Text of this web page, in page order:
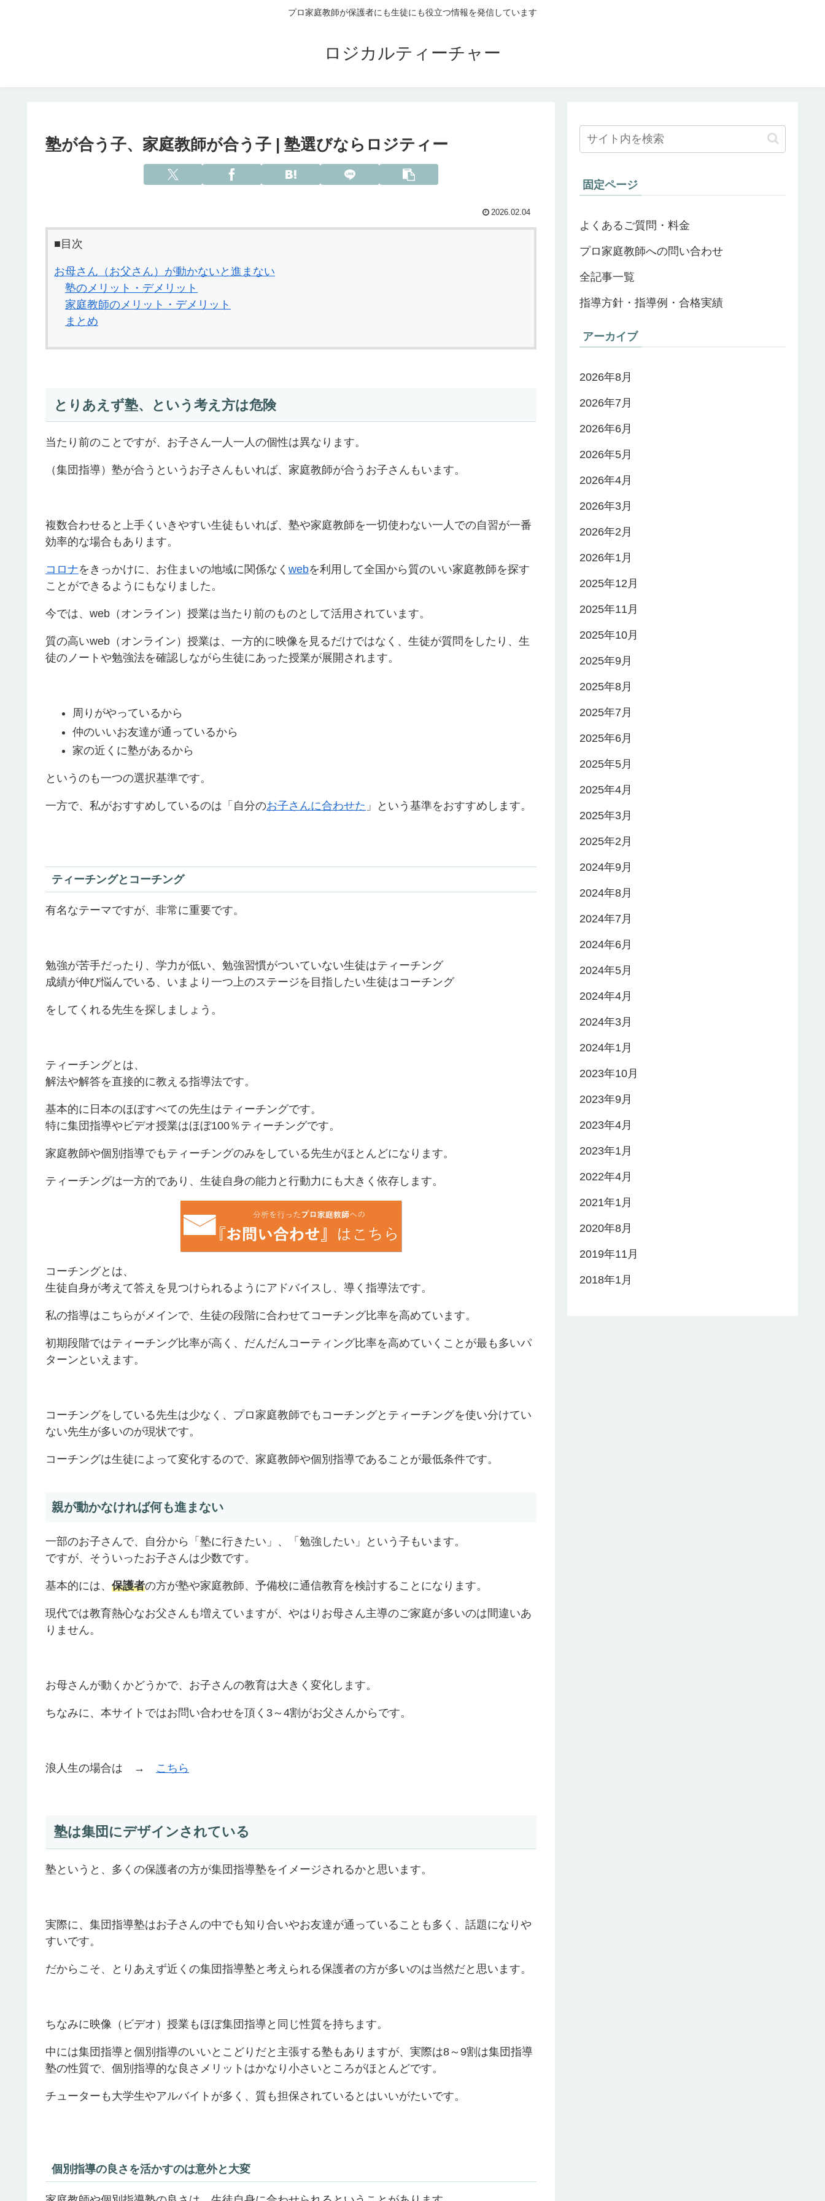
プロ家庭教師が保護者にも生徒にも役立つ情報を発信しています
ロジカルティーチャー
塾が合う子、家庭教師が合う子 | 塾選びならロジティー
2026.02.04
■目次
お母さん（お父さん）が動かないと進まない
塾のメリット・デメリット
家庭教師のメリット・デメリット
まとめ
とりあえず塾、という考え方は危険
当たり前のことですが、お子さん一人一人の個性は異なります。
（集団指導）塾が合うというお子さんもいれば、家庭教師が合うお子さんもいます。
複数合わせると上手くいきやすい生徒もいれば、塾や家庭教師を一切使わない一人での自習が一番
効率的な場合もあります。
コロナをきっかけに、お住まいの地域に関係なく webを利用して全国から質のいい家庭教師を探す
ことができるようにもなりました。
今では、web（オンライン）授業は当たり前のものとして活用されています。
質の高いweb（オンライン）授業は、一方的に映像を見るだけではなく、生徒が質問をしたり、生
徒のノートや勉強法を確認しながら生徒にあった授業が展開されます。
周りがやっているから
仲のいいお友達が通っているから
家の近くに塾があるから
というのも一つの選択基準です。
一方で、私がおすすめしているのは「自分のお子さんに合わせた 」という基準をおすすめします。
ティーチングとコーチング
有名なテーマですが、非常に重要です。
勉強が苦手だったり、学力が低い、勉強習慣がついていない生徒はティーチング
成績が伸び悩んでいる、いまより一つ上のステージを目指したい生徒はコーチング
をしてくれる先生を探しましょう。
ティーチングとは、
解法や解答を直接的に教える指導法です。
基本的に日本のほぼすべての先生はティーチングです。
特に集団指導やビデオ授業はほぼ100％ティーチングです。
家庭教師や個別指導でもティーチングのみをしている先生がほとんどになります。
ティーチングは一方的であり、生徒自身の能力と行動力にも大きく依存します。
コーチングとは、
生徒自身が考えて答えを見つけられるようにアドバイスし、導く指導法です。
私の指導はこちらがメインで、生徒の段階に合わせてコーチング比率を高めています。
初期段階ではティーチング比率が高く、だんだんコーティング比率を高めていくことが最も多いパ
ターンといえます。
コーチングをしている先生は少なく、プロ家庭教師でもコーチングとティーチングを使い分けてい
ない先生が多いのが現状です。
コーチングは生徒によって変化するので、家庭教師や個別指導であることが最低条件です。
親が動かなければ何も進まない
一部のお子さんで、自分から「塾に行きたい」、「勉強したい」という子もいます。
ですが、そういったお子さんは少数です。
基本的には、 保護者の方が塾や家庭教師、予備校に通信教育を検討することになります。
現代では教育熱心なお父さんも増えていますが、やはりお母さん主導のご家庭が多いのは間違いあ
りません。
お母さんが動くかどうかで、お子さんの教育は大きく変化します。
ちなみに、本サイトではお問い合わせを頂く3～4割がお父さんからです。
浪人生の場合は → こちら
塾は集団にデザインされている
塾というと、多くの保護者の方が集団指導塾をイメージされるかと思います。
実際に、集団指導塾はお子さんの中でも知り合いやお友達が通っていることも多く、話題になりや
すいです。
だからこそ、とりあえず近くの集団指導塾と考えられる保護者の方が多いのは当然だと思います。
ちなみに映像 （ビデオ） 授業もほぼ集団指導と同じ性質を持ちます。
中には集団指導と個別指導のいいとこどりだと主張する塾もありますが、実際は8～9割は集団指導
塾の性質で、個別指導的な良さメリットはかなり小さいところがほとんどです。
チューターも大学生やアルバイトが多く、質も担保されているとはいいがたいです。
個別指導の良さを活かすのは意外と大変
固定ページ
よくあるご質問・料金
プロ家庭教師への問い合わせ
全記事一覧
指導方針・指導例・合格実績
アーカイブ
2026年8月
2026年7月
2026年6月
2026年5月
2026年4月
2026年3月
2026年2月
2026年1月
2025年12月
2025年11月
2025年10月
2025年9月
2025年8月
2025年7月
2025年6月
2025年5月
2025年4月
2025年3月
2025年2月
2024年9月
2024年8月
2024年7月
2024年6月
2024年5月
2024年4月
2024年3月
2024年1月
2023年10月
2023年9月
2023年4月
2023年1月
2022年4月
2021年1月
2020年8月
2019年11月
2018年1月